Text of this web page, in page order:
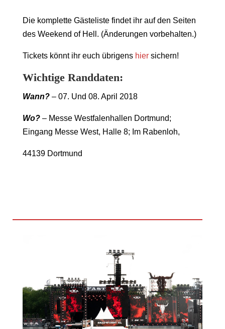
Die komplette Gästeliste findet ihr auf den Seiten
des Weekend of Hell. (Änderungen vorbehalten.)
Tickets könnt ihr euch übrigens hiersichern!
Wichtige Randdaten:
Wann?– 07. Und 08. April 2018
Wo?– Messe Westfalenhallen Dortmund;
Eingang Messe West, Halle 8; Im Rabenloh,
44139 Dortmund